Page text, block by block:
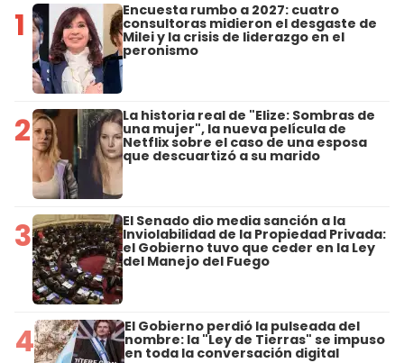
1 Encuesta rumbo a 2027: cuatro
consultoras midieron el desgaste de
Milei y la crisis de liderazgo en el
peronismo
2 La historia real de "Elize: Sombras de
una mujer", la nueva película de
Netflix sobre el caso de una esposa
que descuartizó a su marido
3 El Senado dio media sanción a la
Inviolabilidad de la Propiedad Privada:
el Gobierno tuvo que ceder en la Ley
del Manejo del Fuego
4 El Gobierno perdió la pulseada del
nombre: la "Ley de Tierras" se impuso
en toda la conversación digital